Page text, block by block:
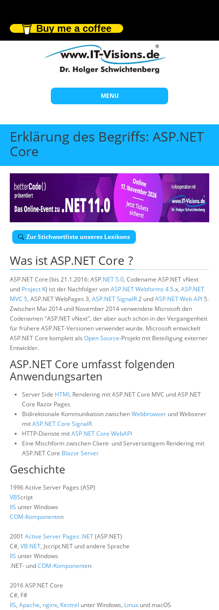
Buy me a coffee
MENU
Start
Themen
Individuelle Schulungen
Offene Seminare
Wissen
Über uns
Erklärung des Begriffs: ASP.NET
Core
Zur Stichwortliste unseres Lexikons
Was istASP.NET Core ?
ASP.NET Core (bis 21.1.2016: ASP.NET 5.0, Codename ASP.NET vNext
und Project K) ist der Nachfolger vonASP.NET Webforms 4.5.x, ASP.NET
MVC 5, ASP.NET WebPages 3, ASP.NET SignalR2 undASP.NET Web API 5.
Zwischen Mai 2014 und November 2014 verwendete Microsoft den
Codenamen "ASP.NET vNext", der aber auch schon in der Vergangenheit
für frühere ASP.NET-Versionen verwendet wurde. Microsoft entwickelt
ASP.NET Core komplett als Open Source-Projekt mit Beteiligung externer
Entwickler.
ASP.NET Core umfasst folgenden
Anwendungsarten
Server Side HTML Rendering mit ASP.NET Core MVC und ASP.NET
Core Razor Pages
Bidirektionale Kommunikation zwischenWebbrowser und Webserer
mitASP.NET Core SignalR
HTTP-Dienste mitASP.NET Core WebAPI
Eine Mischform zwischen Client- und Serverseitigem Rendering mit
ASP.NET Core Blazor Server
Geschichte
1996 Active Server Pages (ASP)
VBScript
IIS unter Windows
COM-Komponenten
2001 Active Server Pages .NET(ASP.NET)
C#, VB.NET, Jscript.NET und andere Sprache
IIS unter Windows
.NET- undCOM-Komponenten
2016 ASP.NET Core
C#, F#
IIS, Apache, nginx, Kestrel unter Windows, Linux und macOS